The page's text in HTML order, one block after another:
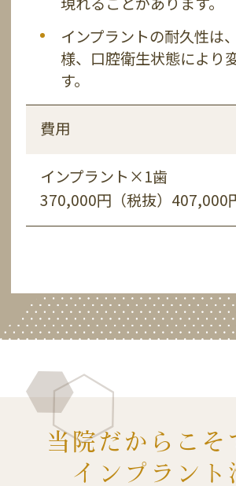
インプラントの耐久性は
様、口腔衛生状態により
す。
費用
インプラント×1歯
370,000円（税抜）407,000
インプラントの耐久性は
様、口腔衛生状態により
す。
費用
インプラント×1歯
370,000円（税抜）407,000
インプラントの耐久性は
様、口腔衛生状態により
す。
費用
インプラント×3歯
1,110,000円（税抜）
込）
インプラントの耐久性は
様、口腔衛生状態により
す。
費用
込）
インプラントの耐久性は
様、口腔衛生状態により
す。
費用
5,000,000円（税抜）
込）
気、めまい、など一時的
現れることがあります。
インプラントの耐久性は
様、口腔衛生状態により
す。
All-on-4×2（上下）
5,000,000円（税抜）
当院だからこそ
インプラント